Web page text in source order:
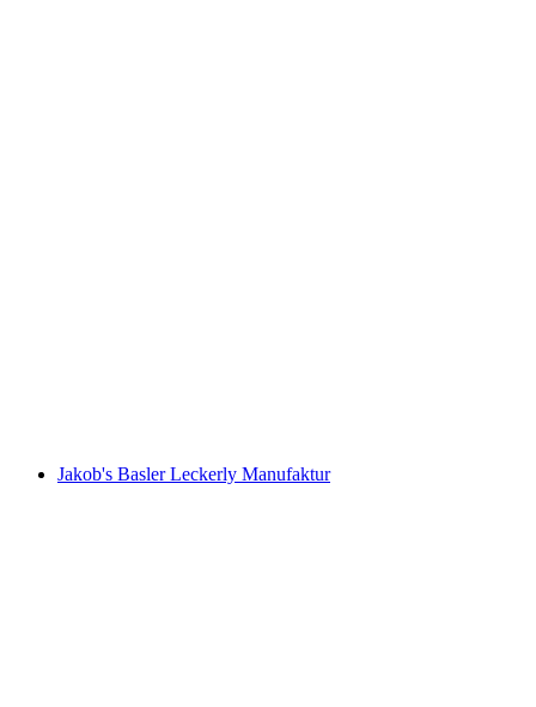
Jakob's Basler Leckerly Manufaktur